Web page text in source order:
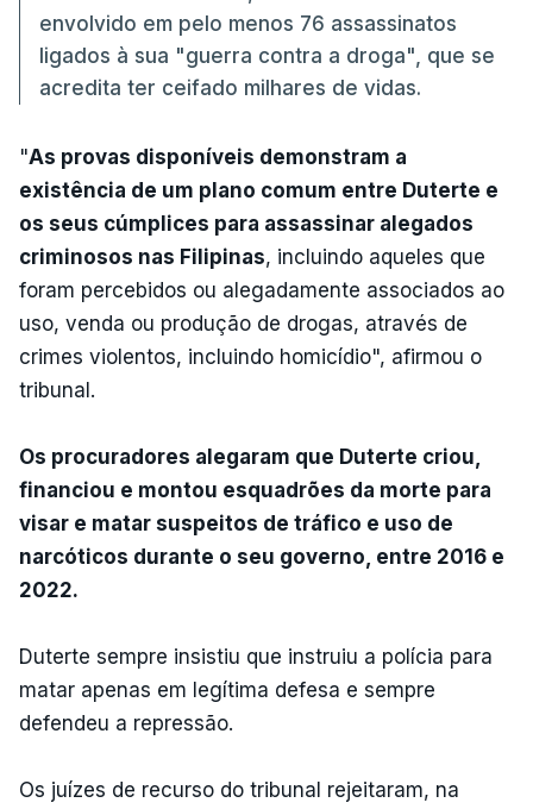
envolvido em pelo menos 76 assassinatos
ligados à sua "guerra contra a droga", que se
acredita ter ceifado milhares de vidas.
"As provas disponíveis demonstram a
existência de um plano comum entre Duterte e
os seus cúmplices para assassinar alegados
criminosos nas Filipinas, incluindo aqueles que
foram percebidos ou alegadamente associados ao
uso, venda ou produção de drogas, através de
crimes violentos, incluindo homicídio", afirmou o
tribunal.
Os procuradores alegaram que Duterte criou,
financiou e montou esquadrões da morte para
visar e matar suspeitos de tráfico e uso de
narcóticos durante o seu governo, entre 2016 e
2022.
Duterte sempre insistiu que instruiu a polícia para
matar apenas em legítima defesa e sempre
defendeu a repressão.
Os juízes de recurso do tribunal rejeitaram, na